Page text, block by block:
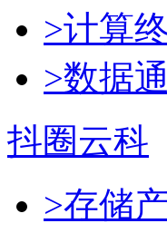
>计算
>数据
抖圈云科
>存储